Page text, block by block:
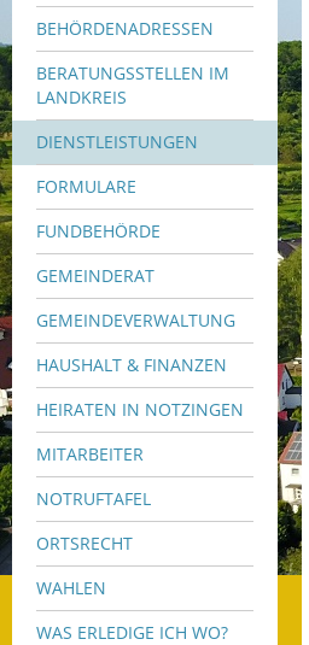
BEHÖRDENADRESSEN
BERATUNGSSTELLEN IM
LANDKREIS
DIENSTLEISTUNGEN
FORMULARE
FUNDBEHÖRDE
GEMEINDERAT
GEMEINDEVERWALTUNG
HAUSHALT & FINANZEN
HEIRATEN IN NOTZINGEN
MITARBEITER
NOTRUFTAFEL
ORTSRECHT
WAHLEN
WAS ERLEDIGE ICH WO?